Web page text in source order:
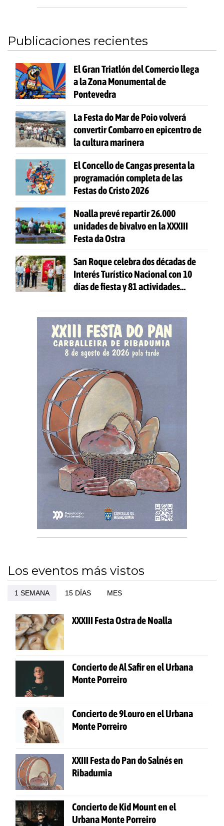
Publicaciones recientes
El Gran Triatlón del Comercio llega
a la Zona Monumental de
Pontevedra
La Festa do Mar de Poio volverá
convertir Combarro en epicentro de
la cultura marinera
El Concello de Cangas presenta la
programación completa de las
Festas do Cristo 2026
Noalla prevé repartir 26.000
unidades de bivalvo en la XXXIII
Festa da Ostra
San Roque celebra dos décadas de
Interés Turístico Nacional con 10
días de fiesta y 81 actividades
Los eventos más vistos
1 SEMANA 15 DÍAS MES
XXXIII Festa Ostra de Noalla
Concierto de Al Safir en el Urbana
Monte Porreiro
Concierto de 9Louro en el Urbana
Monte Porreiro
XXIII Festa do Pan do Salnés en
Ribadumia
Concierto de Kid Mount en el
Urbana Monte Porreiro